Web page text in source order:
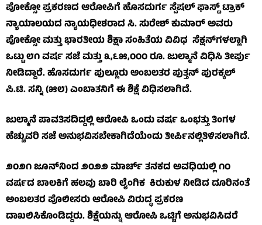
ಪೋಕ್ಸೋ ಪ್ರಕರಣದ ಆರೋಪಿಗೆ ಹೊಸದುರ್ಗ ಸ್ಪೆಷಲ್ ಫಾಸ್ಟ್ ಟ್ರಾಕ್
ನ್ಯಾಯಾಲಯದ ನ್ಯಾಯಧೀಶರಾದ ಸಿ. ಸುರೇಶ್ ಕುಮಾರ್ ಅವರು
ಪೋಕ್ಸೋ ಮತ್ತು ಭಾರತೀಯ ಶಿಕ್ಷಾ ಸಂಹಿತೆಯ ವಿವಿಧ ಸೆಕ್ಷನ್‌ಗಳಲ್ಲಾಗಿ
ಒಟ್ಟು ೮೧ ವರ್ಷ ಸಜೆ ಮತ್ತು ೩,೬೫,೦೦೦ ರೂ. ಜುಲ್ಮಾನೆ ವಿಧಿಸಿ ತೀರ್ಪು
ನೀಡಿದ್ದಾರೆ. ಹೊಸದುರ್ಗ ಪುಲ್ಲೂರು ಅಂಬಲತರ ಪುತ್ತನ್ ಪುರಕ್ಕಲ್
ಪಿ.ಟಿ. ಸನ್ನಿ (೫೮) ಎಂಬಾತನಿಗೆ ಈ ಶಿಕ್ಷೆ ವಿಧಿಸಲಾಗಿದೆ.
ಜುಲ್ಮಾನೆ ಪಾವತಿಸದಿದ್ದಲ್ಲಿ ಆರೋಪಿ ಒಂದು ವರ್ಷ ಒಂಭತ್ತು ತಿಂಗಳ
ಹೆಚ್ಚುವರಿ ಸಜೆ ಅನುಭವಿಸಬೇಕಾಗಿದೆಯೆಂದು ತೀರ್ಪಿನಲ್ಲಿತಿಳಿಸಲಾಗಿದೆ.
೨೦೨೧ ಜೂನ್‌ನಿಂದ ೨೦೨೨ ಮಾರ್ಚ್ ತನಕದ ಅವಧಿಯಲ್ಲಿ ೧೦
ವರ್ಷದ ಬಾಲಕಿಗೆ ಹಲವು ಬಾರಿ ಲೈಂಗಿಕ ಕಿರುಕುಳ ನೀಡಿದ ದೂರಿನಂತೆ
ಅಂಬಲತರ ಪೊಲೀಸರು ಆರೋಪಿ ವಿರುದ್ಧ ಪ್ರಕರಣ
ದಾಖಲಿಸಿಕೊಂಡಿದ್ದರು. ಶಿಕ್ಷೆಯನ್ನು ಆರೋಪಿ ಒಟ್ಟಿಗೆ ಅನುಭವಿಸಿದರೆ